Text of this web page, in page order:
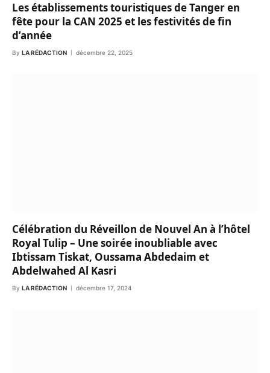
Les établissements touristiques de Tanger en
fête pour la CAN 2025 et les festivités de fin
d’année
By LA RÉDACTION décembre 22, 2025
Célébration du Réveillon de Nouvel An à l’hôtel
Royal Tulip – Une soirée inoubliable avec
Ibtissam Tiskat, Oussama Abdedaim et
Abdelwahed Al Kasri
By LA RÉDACTION décembre 17, 2024